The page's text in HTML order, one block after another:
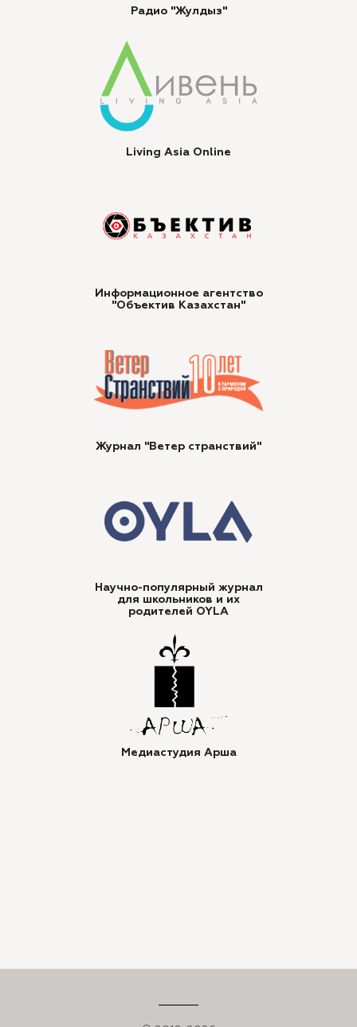
Радио "Жулдыз"
Living Asia Online
Информационное агентство
"Объектив Казахстан"
Журнал "Ветер странствий"
Научно-популярный журнал
для школьников и их
родителей OYLA
Медиастудия Арша